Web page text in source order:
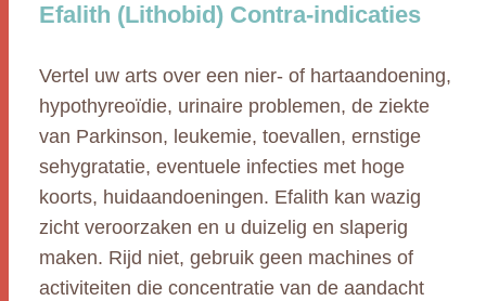
Efalith (Lithobid) Contra-indicaties
Vertel uw arts over een nier- of hartaandoening,
hypothyreoïdie, urinaire problemen, de ziekte
van Parkinson, leukemie, toevallen, ernstige
sehygratatie, eventuele infecties met hoge
koorts, huidaandoeningen. Efalith kan wazig
zicht veroorzaken en u duizelig en slaperig
maken. Rijd niet, gebruik geen machines of
activiteiten die concentratie van de aandacht